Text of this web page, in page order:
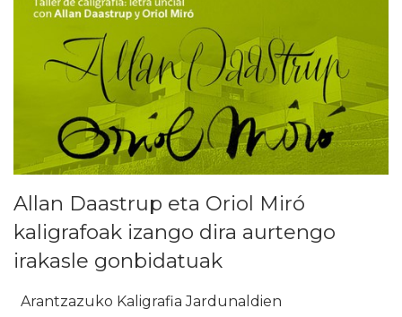
Allan Daastrup eta Oriol Miró
kaligrafoak izango dira aurtengo
irakasle gonbidatuak
Arantzazuko Kaligrafia Jardunaldien